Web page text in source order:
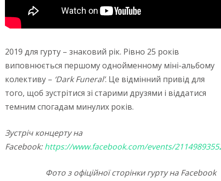
2019 для гурту – знаковий рік. Рівно 25 років
виповнюється першому однойменному міні-альбому
колективу – ‘Dark Funeral’. Це відмінний привід для
того, щоб зустрітися зі старими друзями і віддатися
темним спогадам минулих років.
Зустріч концерту на
Facebook:https://www.facebook.com/events/
Фото з офіційної сторінки гурту на Facebook